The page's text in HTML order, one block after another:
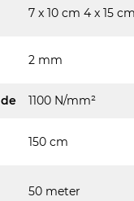
7 x 10 cm 4 x 15
2 mm
1100 N/mm²
150 cm
50 meter